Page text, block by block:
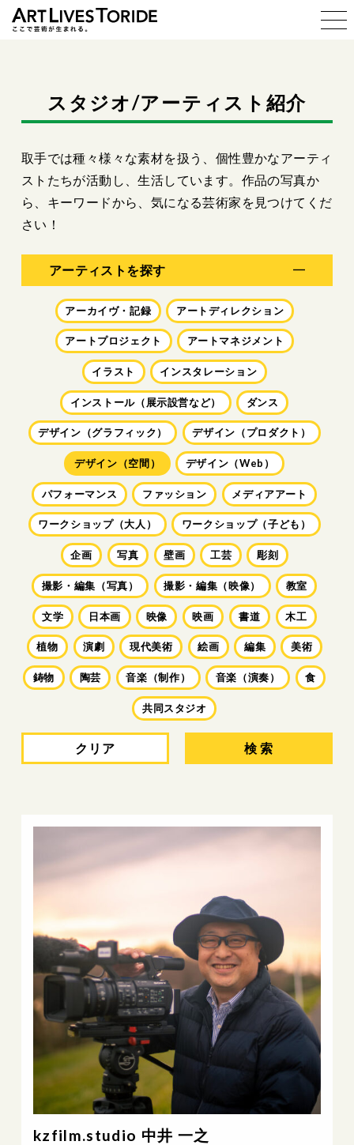
ART LIVES TORIDE ここで芸術
スタジオ/アーティスト紹介
取手では種々様々な素材を扱う、個性豊かなアーティ
ストたちが活動し、生活しています。 作品の写真か
ら、キーワードから、気になる芸術家を見つけてくだ
さい！
アーティストを探す
アーカイヴ・記録 アートディレクション
アートプロジェクト アートマネジメント
イラスト インスタレーション
インストール（展示設営など） ダンス
デザイン（グラフィック） デザイン（プロダクト）
デザイン（空間） デザイン（Web）
パフォーマンス ファッション メディアアート
ワークショップ（大人） ワークショップ（子ども）
企画 写真 壁画 工芸 彫刻
撮影・編集（写真） 撮影・編集（映像） 教室
文学 日本画 映像 映画 書道 木工
植物 演劇 現代美術 絵画 編集 美術
鋳物 陶芸 音楽（制作） 音楽（演奏） 食
共同スタジオ
クリア 検 索
kzfilm.studio 中井 一之